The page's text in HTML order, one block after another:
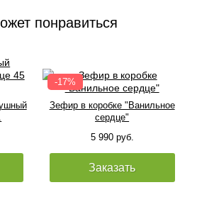
понравиться
Зефир в коробке "Ванильное
сердце"
5 990 руб.
Заказать